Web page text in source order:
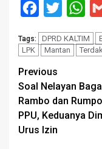
Facebook
Twitter
Tags: DPRD KALTIM
LPK
Mantan
Post
Previous
Soal Nelayan
Rambo dan
PPU, Keduanya
Urus Izin